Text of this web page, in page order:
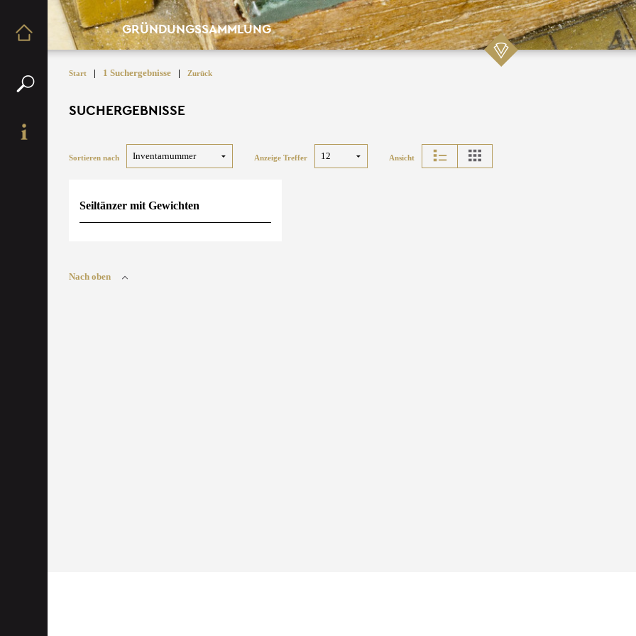
GRÜNDUNGSSAMMLUNG
Start | 1 Suchergebnisse | Zurück
SUCHERGEBNISSE
Sortieren nach Anzeige Treffer Ansicht
Seiltänzer mit Gewichten
Nach oben